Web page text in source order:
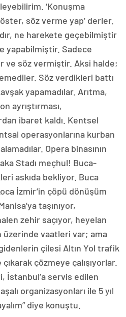
‘Konuşma
söz verme yap’ derler.
ne harekete geçebilmiştir
yapabilmiştir. Sadece
ve söz vermiştir. Aksi halde;
Söz verdikleri battı
yapamadılar. Arıtma,
ayrıştırması,
ibaret kaldı. Kentsel
operasyonlarına kurban
Opera binasının
Stadı meçhul! Buca-
askıda bekliyor. Buca
İzmir’in çöpü dönüşüm
taşınıyor,
zehir saçıyor, heyelan
üzerinde vaatleri var; ama
çilesi Altın Yol trafik
çözmeye çalışıyorlar.
İstanbul’a servis edilen
organizasyonları ile 5 yıl
diye konuştu.